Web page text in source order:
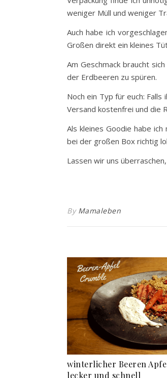
weniger Müll und weniger
Auch habe ich
Großen direkt ein kleines
Am Geschmack braucht
der Erdbeeren zu spüren.
Noch ein Typ für euch:
Versand kostenfrei und die
Als kleines Goodie habe ich
bei der großen Box richtig
Lassen wir uns
By Mamaleben
winterlicher Beeren
lecker und schnell